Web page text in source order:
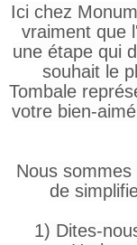
Ici chez
vraiment que
une étape qui
souhait le
Tombale
votre bien-
Nous
de
1) Dites-